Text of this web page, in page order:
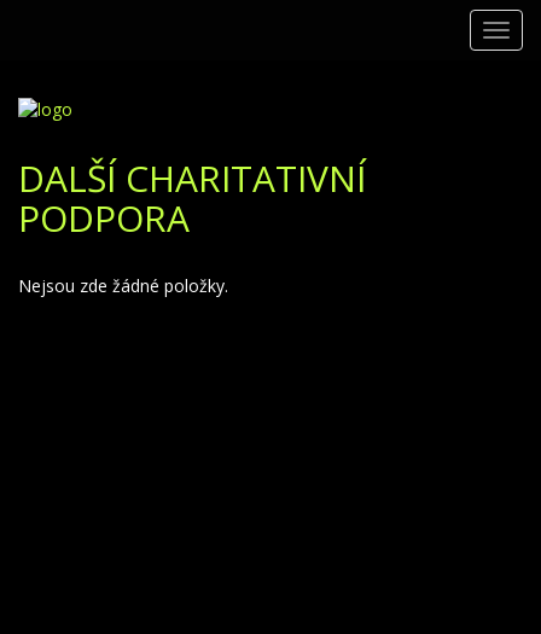
DALŠÍ CHARITATIVNÍ
PODPORA
Nejsou zde žádné položky.